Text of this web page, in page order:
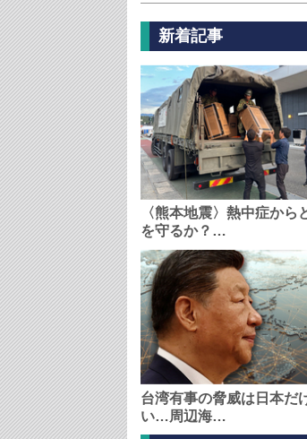
新着記事
〈熊本地震〉熱中症から
を守るか？…
台湾有事の脅威は日本だ
い…周辺海…